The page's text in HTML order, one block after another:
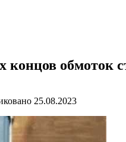
обмоток
25.08.2023